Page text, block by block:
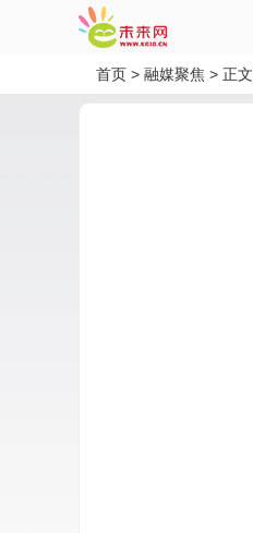
首页 > 融媒聚焦 > 正文